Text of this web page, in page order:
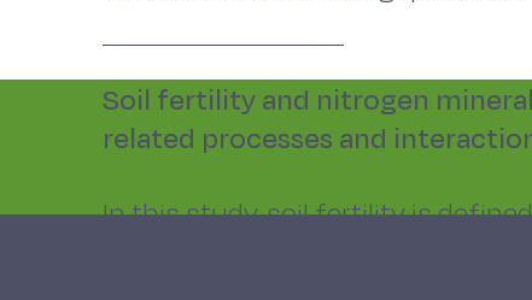
Soil fertility and nitrogen
related processes and
In this study, soil fertility is